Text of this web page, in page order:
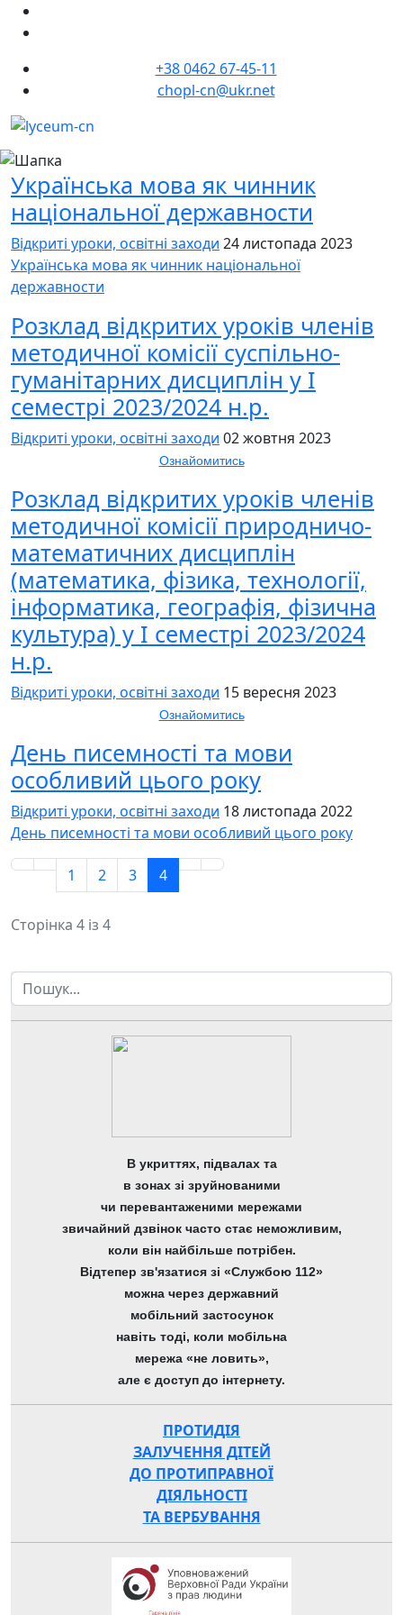
+38 0462 67-45-11
chopl-cn@ukr.net
Українська мова як чинник
національної державности
Відкриті уроки, освітні заходи 24 листопада 2023
Українська мова як чинник національної
державности
Розклад відкритих уроків членів
методичної комісії суспільно-
гуманітарних дисциплін у І
семестрі 2023/2024 н.р.
Відкриті уроки, освітні заходи 02 жовтня 2023
Ознайомитись
Розклад відкритих уроків членів
методичної комісії природничо-
математичних дисциплін
(математика, фізика, технології,
інформатика, географія, фізична
культура) у І семестрі 2023/2024
н.р.
Відкриті уроки, освітні заходи 15 вересня 2023
Ознайомитись
День писемності та мови
особливий цього року
Відкриті уроки, освітні заходи 18 листопада 2022
День писемності та мови особливий цього року
1 2 3 4
Сторінка 4 із 4
Пошук
В укриттях, підвалах та
в зонах зі зруйнованими
чи перевантаженими мережами
звичайний дзвінок часто стає неможливим,
коли він найбільше потрібен.
Відтепер зв'язатися зі «Службою 112»
можна через державний
мобільний застосунок
навіть тоді, коли мобільна
мережа «не ловить»,
але є доступ до інтернету.
ПРОТИДІЯ
ЗАЛУЧЕННЯ ДІТЕЙ
ДО ПРОТИПРАВНОЇ
ДІЯЛЬНОСТІ
ТА ВЕРБУВАННЯ